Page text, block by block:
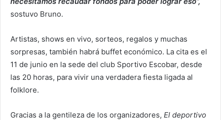
sostuvo Bruno.
Artistas, shows en vivo, sorteos, regalos y muchas
sorpresas, también habrá buffet económico. La cita es el
11 de junio en la sede del club Sportivo Escobar, desde
las 20 horas, para vivir una verdadera fiesta ligada al
folklore.
Gracias a la gentileza de los organizadores, El deportivo